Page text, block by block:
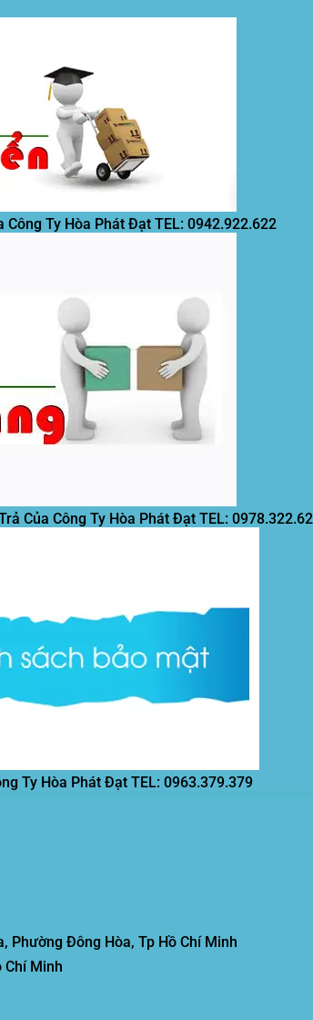
Công Ty Hòa Phát Đạt TEL: 0942.922.622
Của Công Ty Hòa Phát Đạt TEL:
Ty Hòa Phát Đạt TEL: 0963.379.379
Phường Đông Hòa, Tp Hồ Chí Minh
Chí Minh